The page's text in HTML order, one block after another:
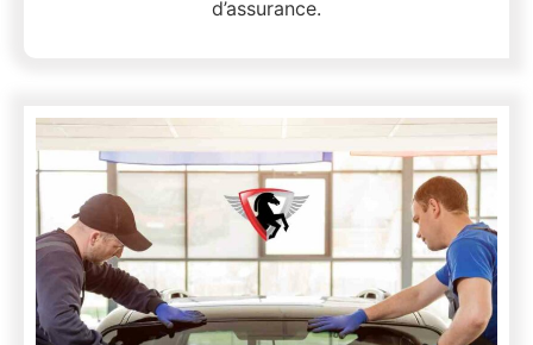
d’assurance.